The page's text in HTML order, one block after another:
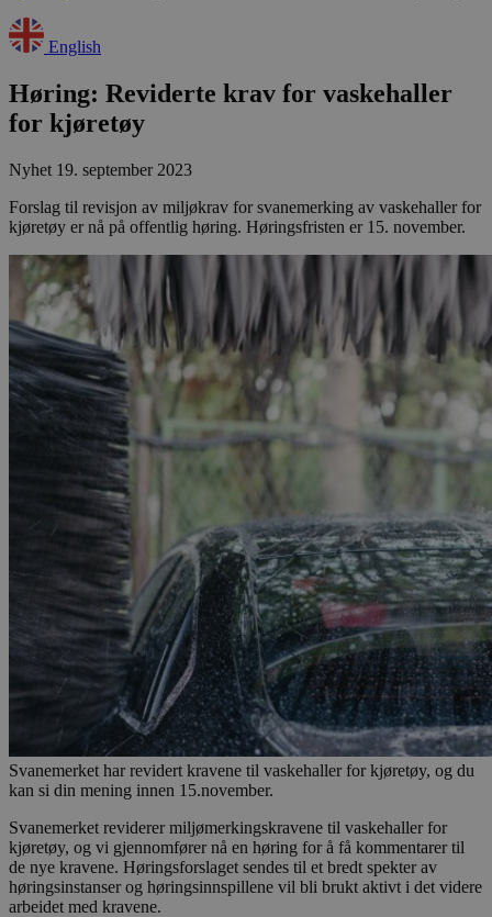
English
Høring: Reviderte krav for vaskehaller
for kjøretøy
Nyhet 19. september 2023
Forslag til revisjon av miljøkrav for svanemerking av vaskehaller for
kjøretøy er nå på offentlig høring. Høringsfristen er 15. november.
Svanemerket har revidert kravene til vaskehaller for kjøretøy, og du
kan si din mening innen 15.november.
Svanemerket reviderer miljømerkingskravene til vaskehaller for
kjøretøy, og vi gjennomfører nå en høring for å få kommentarer til
de nye kravene. Høringsforslaget sendes til et bredt spekter av
høringsinstanser og høringsinnspillene vil bli brukt aktivt i det videre
arbeidet med kravene.